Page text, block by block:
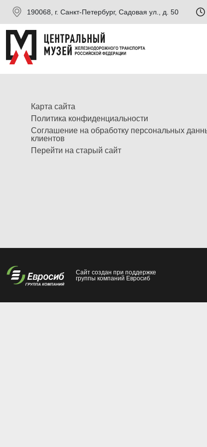
190068, г. Санкт-Петербург, Садовая ул., д. 50
Карта сайта
Политика конфиденциальности
Соглашение на обработку персональных
клиентов
Перейти на старый сайт
Сайт создан при поддержке
группы компаний Евросиб